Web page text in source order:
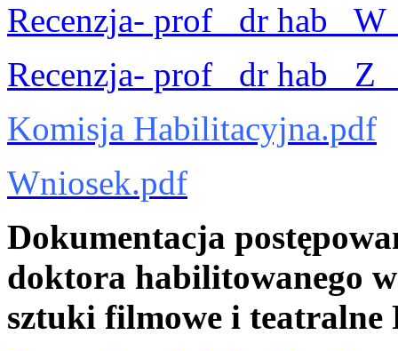
Recenzja- prof_ dr hab_
Recenzja- prof_ dr hab_
Komisja Habilitacyjna.pdf
Wniosek.pdf
Dokumentacja
doktora habilitowanego
sztuki filmowe i teatralne